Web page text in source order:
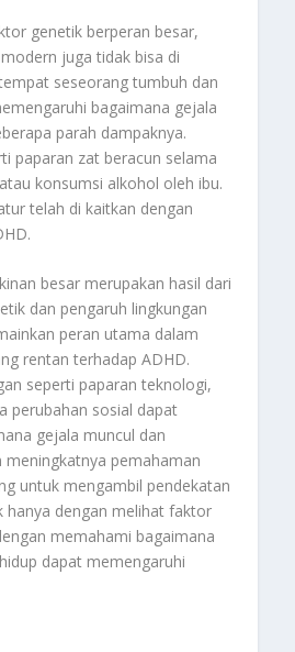
genetik berperan besar,
juga tidak bisa di
seseorang tumbuh dan
bagaimana gejala
parah dampaknya.
paparan zat beracun selama
konsumsi alkohol oleh ibu.
telah di kaitkan dengan
besar merupakan hasil dari
dan pengaruh lingkungan
peran utama dalam
rentan terhadap ADHD.
seperti paparan teknologi,
perubahan sosial dapat
gejala muncul dan
meningkatnya pemahaman
untuk mengambil pendekatan
hanya dengan melihat faktor
memahami bagaimana
dapat memengaruhi